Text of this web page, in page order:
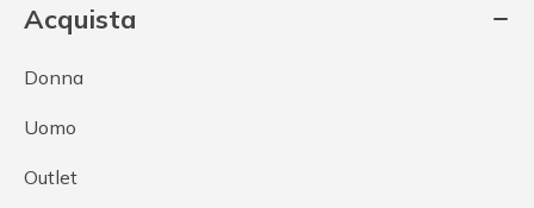
Acquista
Donna
Uomo
Outlet